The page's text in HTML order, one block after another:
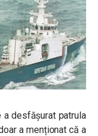
a desfășurat patrula
a menționat că a